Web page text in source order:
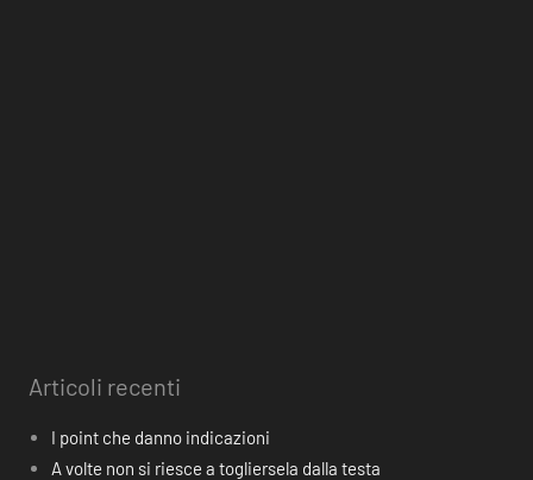
Articoli recenti
I point che danno indicazioni
A volte non si riesce a togliersela dalla testa